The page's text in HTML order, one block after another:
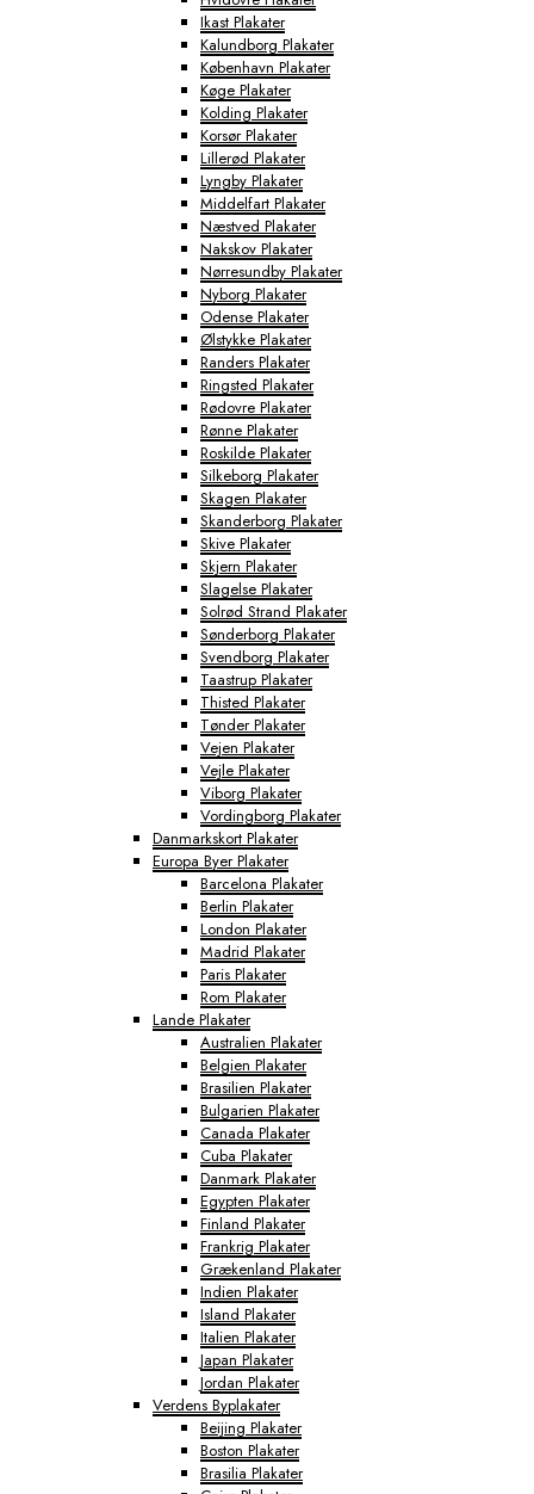
Ikast Plakater
Kalundborg Plakater
København Plakater
Køge Plakater
Kolding Plakater
Korsør Plakater
Lillerød Plakater
Lyngby Plakater
Middelfart Plakater
Næstved Plakater
Nakskov Plakater
Nørresundby Plakater
Nyborg Plakater
Odense Plakater
Ølstykke Plakater
Randers Plakater
Ringsted Plakater
Rødovre Plakater
Rønne Plakater
Roskilde Plakater
Silkeborg Plakater
Skagen Plakater
Skanderborg Plakater
Skive Plakater
Skjern Plakater
Slagelse Plakater
Solrød Strand Plakater
Sønderborg Plakater
Svendborg Plakater
Taastrup Plakater
Thisted Plakater
Tønder Plakater
Vejen Plakater
Vejle Plakater
Viborg Plakater
Vordingborg Plakater
Danmarkskort Plakater
Europa Byer Plakater
Barcelona Plakater
Berlin Plakater
London Plakater
Madrid Plakater
Paris Plakater
Rom Plakater
Lande Plakater
Australien Plakater
Belgien Plakater
Brasilien Plakater
Bulgarien Plakater
Canada Plakater
Cuba Plakater
Danmark Plakater
Egypten Plakater
Finland Plakater
Frankrig Plakater
Grækenland Plakater
Indien Plakater
Island Plakater
Italien Plakater
Japan Plakater
Jordan Plakater
Verdens Byplakater
Beijing Plakater
Boston Plakater
Brasilia Plakater